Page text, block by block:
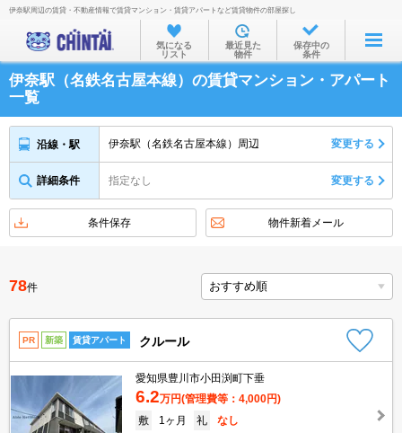
お部屋を探す
沿線・駅から
住所から
家賃相場から
不動産会社から
伊奈駅周辺の賃貸・不動産情報で賃貸マンション・賃貸アパートなど賃貸物件の部屋探し
気になる
リスト
最近見た
物件
保存中の
条件
伊奈駅（名鉄名古屋本線）の賃貸マンション・アパート
一覧
沿線・駅 伊奈駅（名鉄名古屋本線）周辺 変更する
詳細条件 指定なし 変更する
条件保存 物件新着メール
78件
PR 新築 賃貸アパート クルール
愛知県豊川市小田渕町下垂
6.2万円(管理費等：4,000円)
敷
1ヶ月 礼
なし